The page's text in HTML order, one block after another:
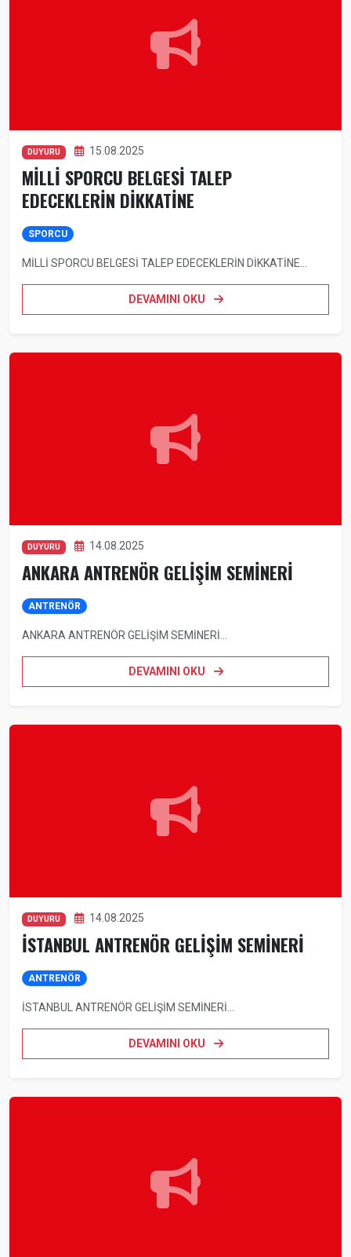
DUYURU 15.08.2025
MİLLİ SPORCU BELGESİ TALEP
EDECEKLERİN DİKKATİNE
SPORCU
MİLLİ SPORCU BELGESİ TALEP EDECEKLERİN DİKKATİNE...
DEVAMINI OKU
DUYURU 14.08.2025
ANKARA ANTRENÖR GELİŞİM SEMİNERİ
ANTRENÖR
ANKARA ANTRENÖR GELİŞİM SEMİNERİ...
DEVAMINI OKU
DUYURU 14.08.2025
İSTANBUL ANTRENÖR GELİŞİM SEMİNERİ
ANTRENÖR
İSTANBUL ANTRENÖR GELİŞİM SEMİNERİ...
DEVAMINI OKU